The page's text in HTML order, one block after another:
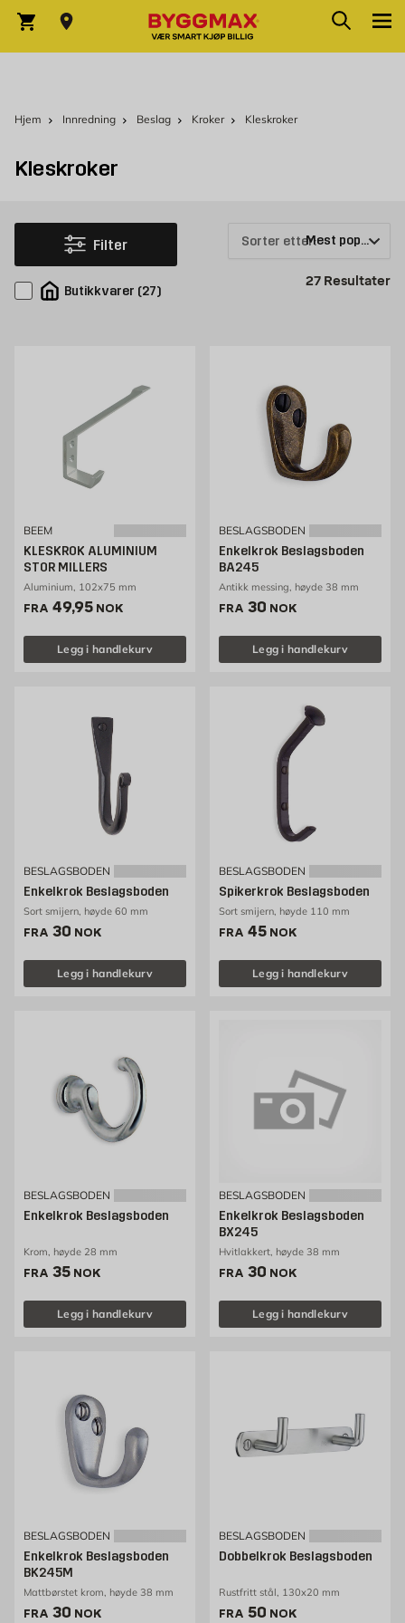
Varekurv Søk
Hjem Innredning Beslag Kroker Kleskroker
Kleskroker
Filter
Butikkvarer (27)
Sorter etter:
27 Resultater
BEEM
KLESKROK ALUMINIUM
STOR MILLERS
Aluminium, 102x75 mm
FRA Pris 49.95 NOK /stk
49,95 NOK
Legg i handlekurv
BESLAGSBODEN
Enkelkrok Beslagsboden
BA245
Antikk messing, høyde 38 mm
FRA Pris 30 NOK /stk
30 NOK
Legg i handlekurv
BESLAGSBODEN
Enkelkrok Beslagsboden
Sort smijern, høyde 60 mm
FRA Pris 30 NOK /stk
30 NOK
Legg i handlekurv
BESLAGSBODEN
Spikerkrok Beslagsboden
Sort smijern, høyde 110 mm
FRA Pris 45 NOK /stk
45 NOK
Legg i handlekurv
BESLAGSBODEN
Enkelkrok Beslagsboden
Krom, høyde 28 mm
FRA Pris 35 NOK /stk
35 NOK
Legg i handlekurv
BESLAGSBODEN
Enkelkrok Beslagsboden
BX245
Hvitlakkert, høyde 38 mm
FRA Pris 30 NOK /stk
30 NOK
Legg i handlekurv
BESLAGSBODEN
Enkelkrok Beslagsboden
BK245M
Mattbørstet krom, høyde 38 mm
FRA Pris 30 NOK /stk
30 NOK
BESLAGSBODEN
Dobbelkrok Beslagsboden
Rustfritt stål, 130x20 mm
FRA Pris 50 NOK /stk
50 NOK